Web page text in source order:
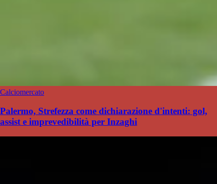
Calciomercato
Palermo, Strefezza come dichiarazione d'intenti: gol,
assist e imprevedibilità per Inzaghi